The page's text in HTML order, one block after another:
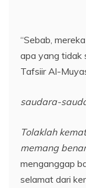
“Sebab,
apa yang tidak
Tafsiir Al-
saudara-
Tolaklah
memang benar
menganggap
selamat dari